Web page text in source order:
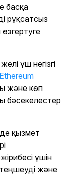
басқа
рұқсатсыз
үш негізгі
Ethereum
және көп
бәсекелестер
қызмет
үшін
және